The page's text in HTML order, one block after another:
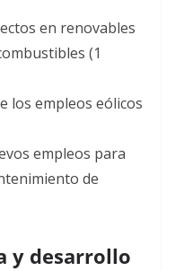
en renovables
(1
los empleos eólicos
empleos para
de
y desarrollo